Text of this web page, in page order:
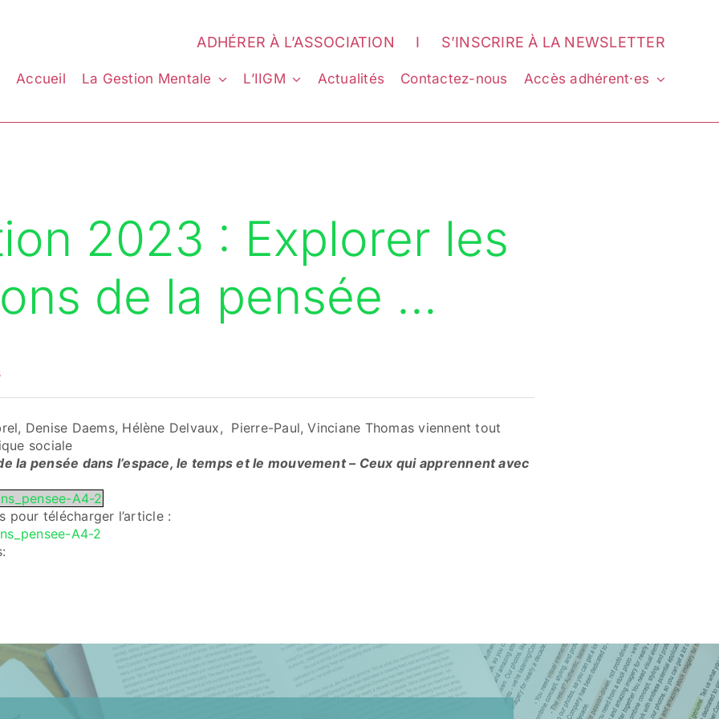
ADHÉRER À L’ASSOCIATION I S’INSCRIRE À LA NEWSLETTER
Accueil La Gestion Mentale L’IIGM Actualités Contactez-nous Accès adhérent·es
2023 : Explorer les
de la pensée …
Denise Daems, Hélène Delvaux, Pierre-Paul, Vinciane Thomas viennent tout
sociale
la pensée dans l’espace, le temps et le mouvement – Ceux qui apprennent avec
A4-2
pour télécharger l’article :
A4-2